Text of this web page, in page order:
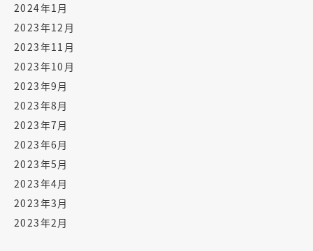
2024年1月
2023年12月
2023年11月
2023年10月
2023年9月
2023年8月
2023年7月
2023年6月
2023年5月
2023年4月
2023年3月
2023年2月